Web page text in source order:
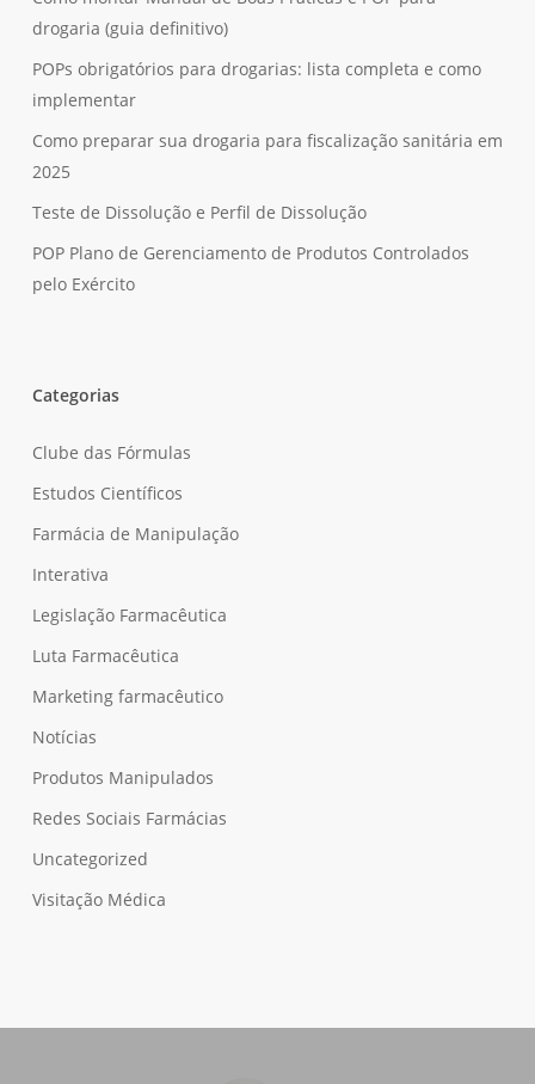
drogaria (guia definitivo)
POPs obrigatórios para drogarias: lista completa e como
implementar
Como preparar sua drogaria para fiscalização sanitária em
2025
Teste de Dissolução e Perfil de Dissolução
POP Plano de Gerenciamento de Produtos Controlados
pelo Exército
Categorias
Clube das Fórmulas
Estudos Científicos
Farmácia de Manipulação
Interativa
Legislação Farmacêutica
Luta Farmacêutica
Marketing farmacêutico
Notícias
Produtos Manipulados
Redes Sociais Farmácias
Uncategorized
Visitação Médica